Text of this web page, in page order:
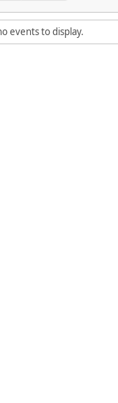
events to display.